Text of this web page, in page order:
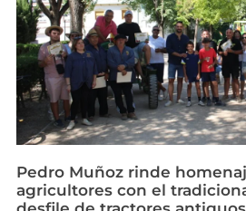
Pedro Muñoz rinde
agricultores con el